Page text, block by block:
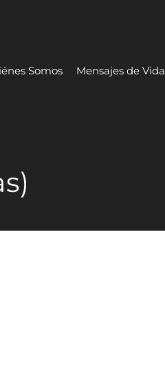
Somos Mensajes de Vida